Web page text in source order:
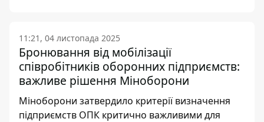
11:21, 04 листопада 2025
Бронювання від мобілізації
співробітників оборонних підприємств:
важливе рішення Міноборони
Міноборони затвердило критерії визначення
підприємств ОПК критично важливими для